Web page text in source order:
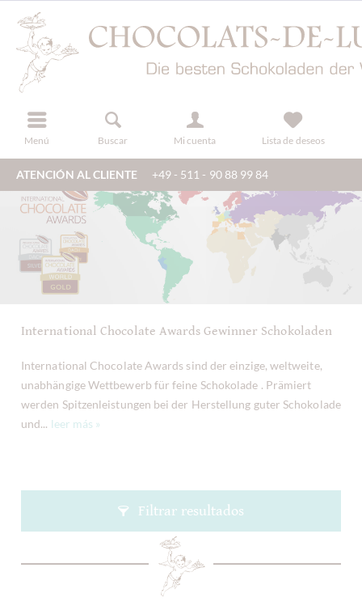
Menú Buscar Mi cuenta
registro
Lista de deseos
ATENCIÓN AL CLIENTE +49 - 511 - 90 88 99 84
International Chocolate Awards Gewinner Schokoladen
International Chocolate Awards sind der einzige, weltweite,
unabhängige Wettbewerb für feine Schokolade . Prämiert
werden Spitzenleistungen bei der Herstellung guter Schokolade
und... leer más »
Filtrar resultados